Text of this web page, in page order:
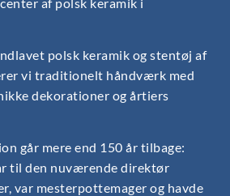
polsk keramik og stentøj af
vi traditionelt håndværk med
dekorationer og årtiers
går mere end 150 år tilbage:
til den nuværende direktør
var mesterpottemager og havde